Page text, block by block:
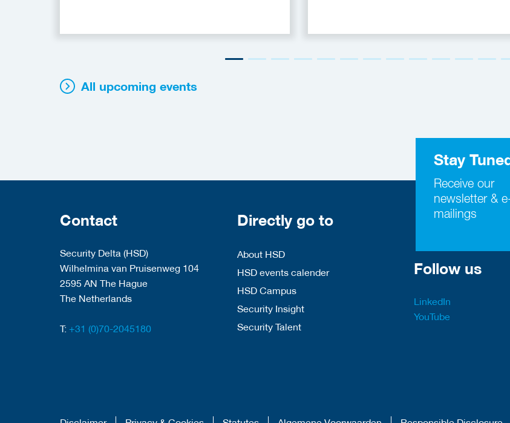
All upcoming events
Stay
Receive our
newsletter &
mailings
Contact
Security Delta (HSD)
Wilhelmina van Pruisenweg 104
2595 AN The Hague
The Netherlands
T: +31 (0)70-2045180
Directly go to
About HSD
HSD events calender
HSD Campus
Security Insight
Security Talent
Follow us
LinkedIn
YouTube